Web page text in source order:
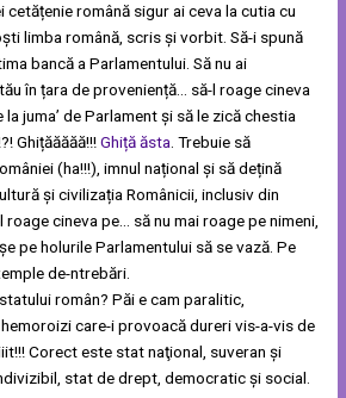
cetățenie română sigur ai ceva la cutia cu
limba română, scris și vorbit. Să-i spună
bancă a Parlamentului. Să nu ai
în țara de proveniență… să-l roage cineva
juma’ de Parlament și să le zică chestia
Ghițăăăăă!!!Ghiță ăsta. Trebuie să
(ha!!!), imnul național și să dețină
și civilizația Românicii, inclusiv din
cineva pe… să nu mai roage pe nimeni,
pe holurile Parlamentului să se vază. Pe
de-ntrebări.
român? Păi e cam paralitic,
care-i provoacă dureri vis-a-vis de
Corect este stat naţional, suveran şi
stat de drept, democratic şi social.